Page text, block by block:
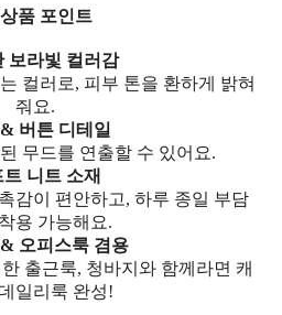
품 포인트
보라빛 컬러감
컬러로, 피부 톤을 환하게 밝혀
줘요.
버튼 디테일
무드를 연출할 수 있어요.
트 니트 소재
감이 편안하고, 하루 종일 부담
용 가능해요.
오피스룩 겸용
출근룩, 청바지와 함께라면 캐
일리룩 완성!